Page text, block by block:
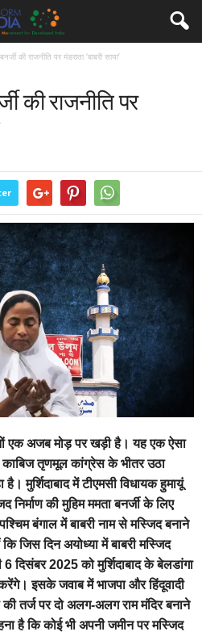
की राजनीति पर मंडराता ‘बाबरी साया’
की राजनीति पर
एक अजब मोड़ पर खड़ी है। यह एक ऐसा
काबिज तृणमूल कांग्रेस के भीतर उठा
मुर्शिदाबाद में टीएमसी विधायक हुमायूं
निर्माण की मुहिम ममता बनर्जी के लिए
बंगाल में बाबरी नाम से मस्जिद बनाने
जिस दिन अयोध्या में बाबरी मस्जिद
6 दिसंबर 2025 को मुर्शिदाबाद के बेलडांगा
इसके जवाब में भाजपा और हिंदूवादी
की तर्ज पर दो अलग-अलग राम मंदिर बनाने
है कि कोई भी अपनी जमीन पर मस्जिद